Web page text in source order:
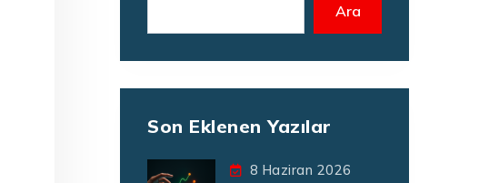
Ara
Son Eklenen Yazılar
8 Haziran 2026